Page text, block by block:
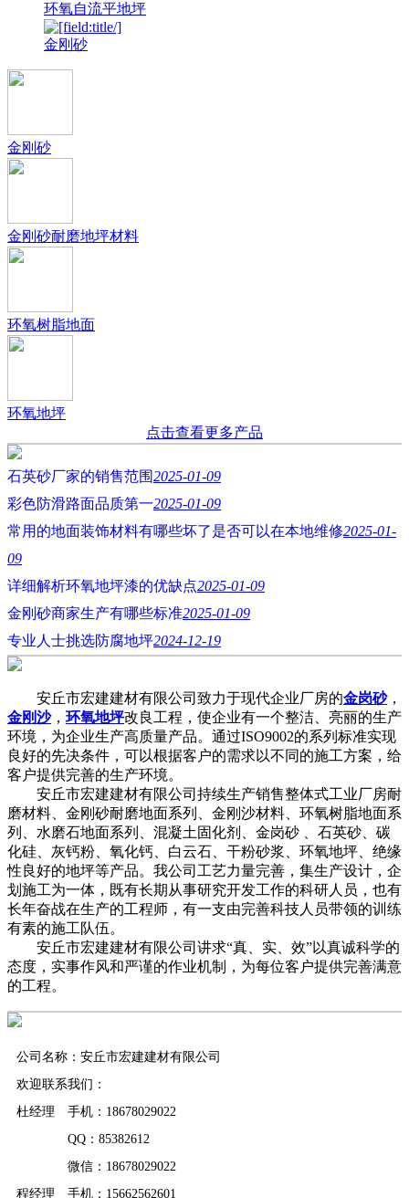
环氧自流平地坪
金刚砂
金刚砂
金刚砂耐磨地坪材料
环氧树脂地面
环氧地坪
点击查看更多产品
石英砂厂家的销售范围2025-01-09
彩色防滑路面品质第一2025-01-09
常用的地面装饰材料有哪些坏了是否可以在本地维修2025-01-
09
详细解析环氧地坪漆的优缺点2025-01-09
金刚砂商家生产有哪些标准2025-01-09
专业人士挑选防腐地坪2024-12-19
安丘市宏建建材有限公司致力于现代企业厂房的金岗砂，
金刚沙， 环氧地坪改良工程，使企业有一个整洁、亮丽的生产
环境，为企业生产高质量产品。通过ISO9002的系列标准实现
良好的先决条件，可以根据客户的需求以不同的施工方案，给
客户提供完善的生产环境。
安丘市宏建建材有限公司持续生产销售整体式工业厂房耐
磨材料、金刚砂耐磨地面系列、金刚沙材料、环氧树脂地面系
列、水磨石地面系列、混凝土固化剂、金岗砂 、石英砂、碳
化硅、灰钙粉、氧化钙、白云石、干粉砂浆、环氧地坪、绝缘
性良好的地坪等产品。我公司工艺力量完善，集生产设计，企
划施工为一体，既有长期从事研究开发工作的科研人员，也有
长年奋战在生产的工程师，有一支由完善科技人员带领的训练
有素的施工队伍。
安丘市宏建建材有限公司讲求“真、实、效”以真诚科学的
态度，实事作风和严谨的作业机制，为每位客户提供完善满意
的工程。
公司名称：安丘市宏建建材有限公司
欢迎联系我们：
杜经理 手机：18678029022
QQ：85382612
微信：18678029022
程经理 手机：15662562601